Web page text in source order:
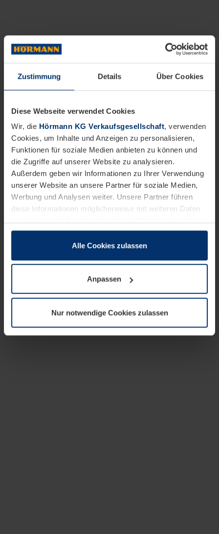
Zustimmung Details Über Cookies
Diese Webseite verwendet Cookies
Wir, die Hörmann KG Verkaufsgesellschaft, verwenden
Cookies, um Inhalte und Anzeigen zu personalisieren,
Funktionen für soziale Medien anbieten zu können und
die Zugriffe auf unserer Website zu analysieren.
Außerdem geben wir Informationen zu Ihrer Verwendung
unserer Website an unsere Partner für soziale Medien,
Werbung und Analysen weiter. Unsere Partner führen
diese Informationen möglicherweise mit weiteren Daten
sie im Rahmen Ihrer Nutzung der Dienste gesammelt
wenn diese für den Betrieb dieser Seite unbedingt
notwendig sind. Für alle anderen Cookie-Typen benötigen
wir Ihre Erlaubnis. Ihre Einwilligung können Sie jederzeit
Datenschutzerklärungunserer Website ändern oder
widerrufen.
Alle Cookies zulassen
Anpassen
Nur notwendige Cookies zulassen